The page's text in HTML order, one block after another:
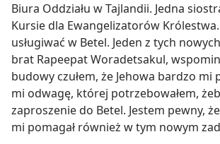
Biura Oddziału w Tajlandii. Jedna
Kursie dla Ewangelizatorów
usługiwać w Betel. Jeden z tych
brat Rapeepat Woradetsakul,
budowy czułem, że Jehowa bardzo mi
mi odwagę, której potrzebowałem,
zaproszenie do Betel. Jestem pewny,
mi pomagał również w tym nowym